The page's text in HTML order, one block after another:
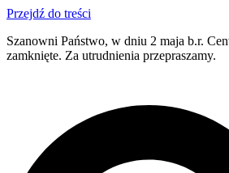
Przejdź do treści
Szanowni Państwo, w dniu 2 maja b.r.
zamknięte. Za utrudnienia przepraszamy.